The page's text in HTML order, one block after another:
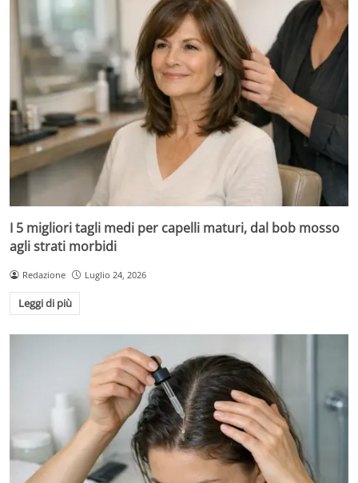
I 5 migliori tagli medi per capelli maturi, dal bob mosso
agli strati morbidi
Redazione Luglio 24, 2026
Leggi di più